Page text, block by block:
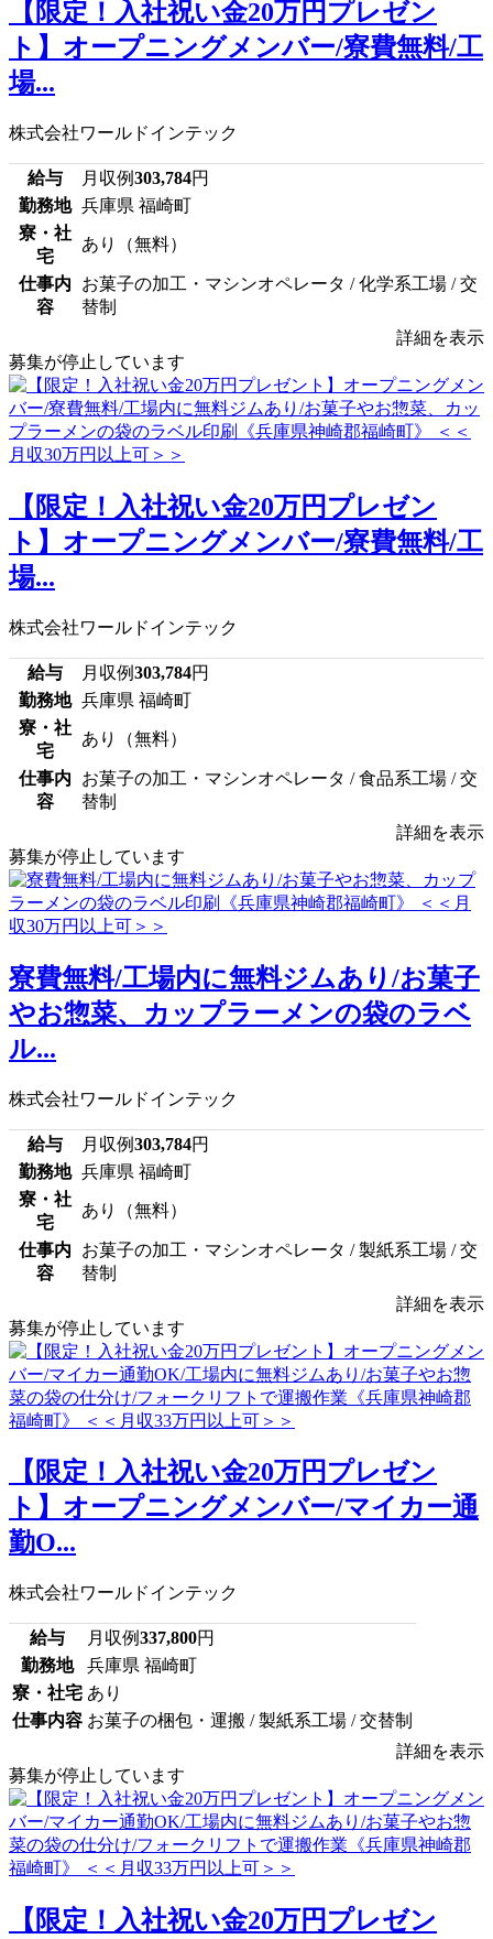
【限定！入社祝い金20万円プレゼン
ト】オープニングメンバー/寮費無料/工
場...
株式会社ワールドインテック
給与 月収例303,784円
勤務地 兵庫県 福崎町
寮・社
宅
あり（無料）
仕事内
容
お菓子の加工・マシンオペレータ / 化学系工場 / 交
替制
詳細を表示
募集が停止しています
【限定！入社祝い金20万円プレゼン
ト】オープニングメンバー/寮費無料/工
場...
株式会社ワールドインテック
給与 月収例303,784円
勤務地 兵庫県 福崎町
寮・社
宅
あり（無料）
仕事内
容
お菓子の加工・マシンオペレータ / 食品系工場 / 交
替制
詳細を表示
募集が停止しています
寮費無料/工場内に無料ジムあり/お菓子
やお惣菜、カップラーメンの袋のラベ
ル...
株式会社ワールドインテック
給与 月収例303,784円
勤務地 兵庫県 福崎町
寮・社
宅
あり（無料）
仕事内
容
お菓子の加工・マシンオペレータ / 製紙系工場 / 交
替制
詳細を表示
募集が停止しています
【限定！入社祝い金20万円プレゼン
ト】オープニングメンバー/マイカー通
勤O...
株式会社ワールドインテック
給与 月収例337,800円
勤務地
兵庫県 福崎町
寮・社宅 あり
仕事内容 お菓子の梱包・運搬 / 製紙系工場 / 交替制
詳細を表示
募集が停止しています
【限定！入社祝い金20万円プレゼン